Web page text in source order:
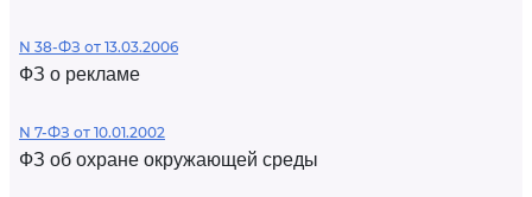
N 38-ФЗ от 13.03.2006
ФЗ о рекламе
N 7-ФЗ от 10.01.2002
ФЗ об охране окружающей среды